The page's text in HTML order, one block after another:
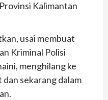
Kalimantan
usai membuat
Kriminal Polisi
menghilang ke
sekarang dalam